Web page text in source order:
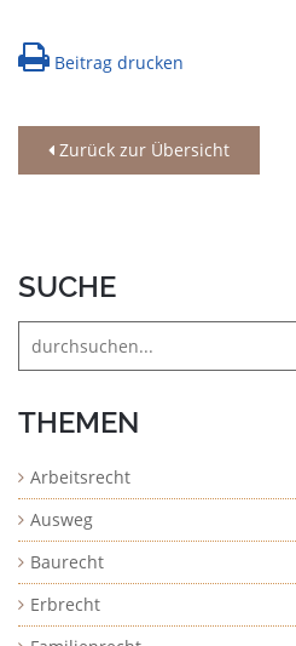
Beitrag drucken
Zurück zur Übersicht
SUCHE
THEMEN
Arbeitsrecht
Ausweg
Baurecht
Erbrecht